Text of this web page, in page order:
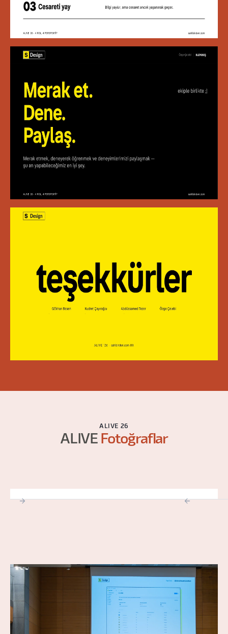
ALIVE 26
ALIVE Fotoğraflar